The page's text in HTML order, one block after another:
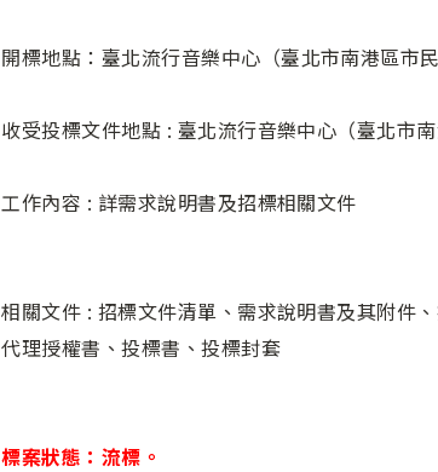
開標地點：臺北流行音樂中心（臺北市南港區市
收受投標文件地點 : 臺北流行音樂中心（臺北市
工作內容 : 詳需求說明書及招標相關文件
相關文件 : 招標文件清單、需求說明書及其附件
代理授權書、投標書、投標封套
標案狀態：流標。